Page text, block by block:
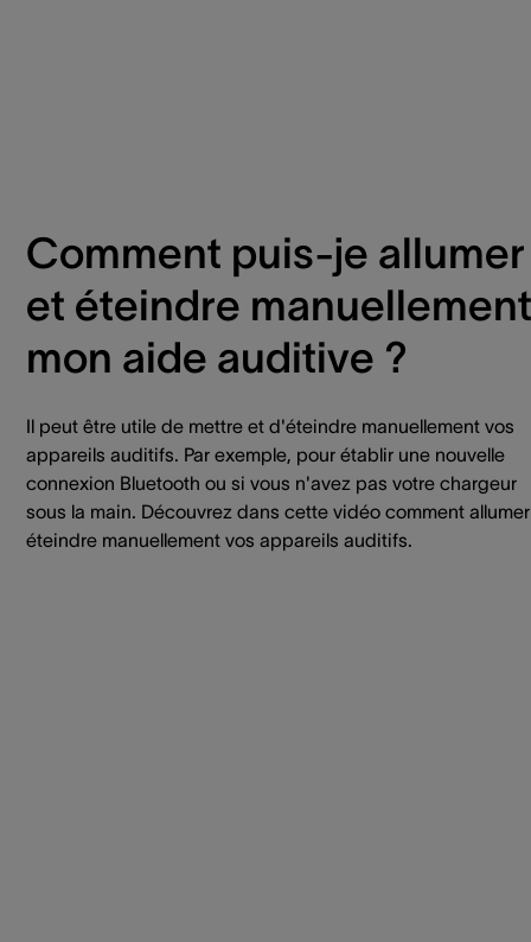
Comment puis-je allumer
et éteindre manuellement
mon aide auditive ?
Il peut être utile de mettre et d'éteindre manuellement vos
appareils auditifs. Par exemple, pour établir une nouvelle
connexion Bluetooth ou si vous n'avez pas votre chargeur
sous la main. Découvrez dans cette vidéo comment
éteindre manuellement vos appareils auditifs.